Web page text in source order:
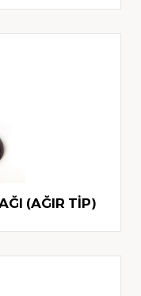
(AĞIR TİP)